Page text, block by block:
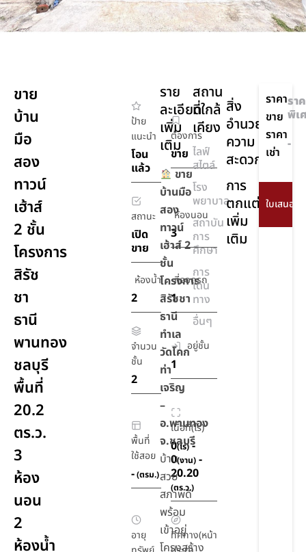
ขาย
บ้าน
มือ
สอง
ทาวน์
เฮ้าส์
2 ชั้น
โครงการ
สิรัช
ชา
ธานี
พานทอง
ชลบุรี
พื้นที่
20.2
ตร.ว.
3
ห้อง
นอน
2
ห้องน้ำ
ป้าย
แนะนำ
โอน
แล้ว
ต้องการ
ขาย
สถานะ
เปิด
ขาย
ห้องนอน
3
ห้องน้ำ
2
ที่จอดรถ
1
จำนวน
ชั้น
2
อยู่ชั้น
1
พื้นที่
ใช้สอย
-(ตรม.)
เนื้อที่(ไร่)
0(ไร่)-
0(งาน) -
20.20
(ตร.ว.)
อายุ
ทิศทาง(หน้า
ราย
ละเอียด
เพิ่ม
เติม
ขาย
บ้านมือ
สอง
ทาวน์
เฮ้าส์ 2
ชั้น
โครงการ
สิรัชชา
ธานี
ทำเล
วัดโคก
ท่า
เจริญ
–
อ.พานทอง
จ.ชลบุรี
บ้าน
สวย
สภาพดี
พร้อม
เข้าอยู่
โครงสร้าง
สถาน
ที่ใกล้
เคียง
ไลฟ์
สไตล์
โรง
พยาบาล
สถาบัน
การ
ศึกษา
การ
เดิน
ทาง
อื่นๆ
สิ่ง
อำนวย
ความ
สะดวก
การ
ตกแต่ง
เพิ่ม
เติม
ราคา
ขาย
รา
พิเ
ราคา
เช่า
-